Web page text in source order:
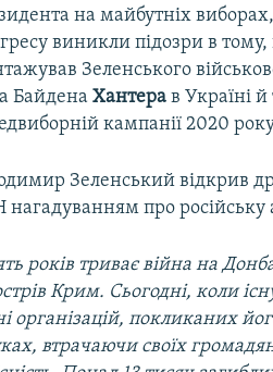
на майбутніх
виникли підозри в
Зеленського
БайденаХантера в Україні
кампанії 2020
Зеленський відкрив
про російську
років триває війна на
Крим. Сьогодні, коли
організацій, покликаних
втрачаючи своїх